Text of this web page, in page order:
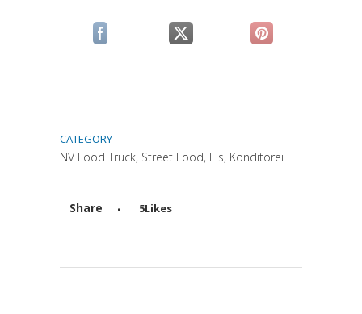
(si apre in una nuova scheda)
(si apre in una nuova scheda)
(si apre in una
CATEGORY
NV Food Truck, Street Food, Eis, Konditorei
Share
Attiva comando
5Likes